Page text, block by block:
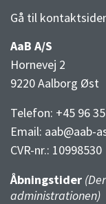
Gå til
AaB A/S
Hornevej 2
9220 Aalborg Øst
Telefon: +45 96
Email: aab@aab-
CVR-nr.: 10998530
Åbningstider
administrationen)